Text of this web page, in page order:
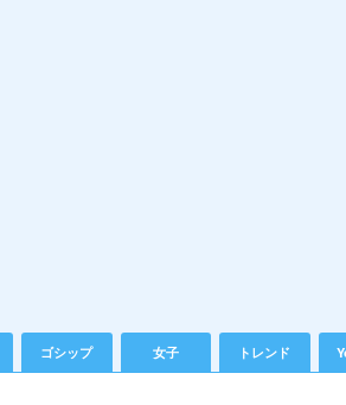
ゴシップ 女子 トレンド